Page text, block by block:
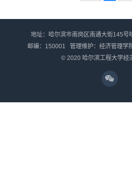
地址：哈尔滨市南岗区南通大街145号
邮编：150001 管理维护：经济管理学
© 2020 哈尔滨工程大学经